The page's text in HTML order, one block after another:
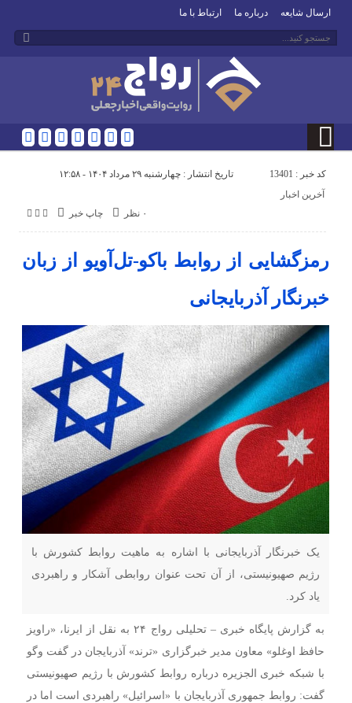
ارسال شایعه درباره ما ارتباط با ما
کد خبر : 13401 تاریخ انتشار : چهارشنبه ۲۹ مرداد ۱۴۰۴ - ۱۲:۵۸
چاپ خبر ۰ نظر
آخرین اخبار
رمزگشایی از روابط باکو-تل‌آویو از زبان
خبرنگار آذربایجانی
یک خبرنگار آذربایجانی با اشاره به ماهیت روابط کشورش با
رژیم صهیونیستی، از آن تحت عنوان روابطی آشکار و راهبردی
یاد کرد.
به گزارش پایگاه خبری – تحلیلی رواج ۲۴ به نقل از ایرنا، «راویز
حافظ اوغلو» معاون مدیر خبرگزاری «ترند» آذربایجان در گفت وگو
با شبکه خبری الجزیره درباره روابط کشورش با رژیم صهیونیستی
گفت: روابط جمهوری آذربایجان با «اسرائیل» راهبردی است اما در